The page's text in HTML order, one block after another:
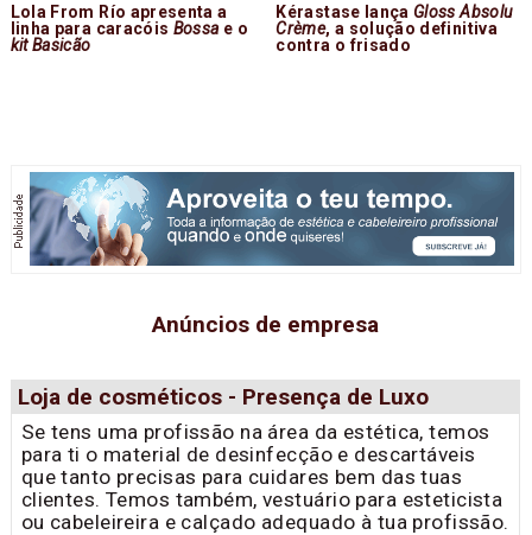
Lola From Río apresenta a
linha para caracóis Bossa e o
kit Basicão
Kérastase lança Gloss Absolu
Crème, a solução definitiva
contra o frisado
Anúncios de empresa
Loja de cosméticos - Presença de Luxo
Se tens uma profissão na área da estética, temos
para ti o material de desinfecção e descartáveis
que tanto precisas para cuidares bem das tuas
clientes. Temos também, vestuário para esteticista
ou cabeleireira e calçado adequado à tua profissão.